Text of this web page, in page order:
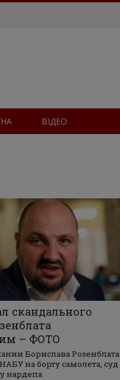
ВІДЕО
скандального
– ФОТО
Борислава Розенблата
на борту самолета, суд
нардепа